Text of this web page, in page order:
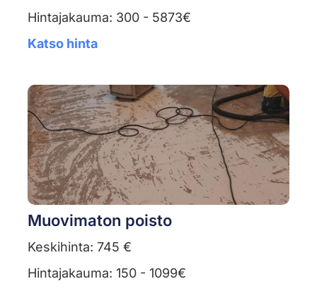
Hintajakauma: 300 - 5873€
Katso hinta
Muovimaton poisto
Keskihinta: 745 €
Hintajakauma: 150 - 1099€